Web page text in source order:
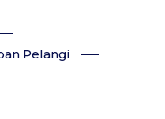
Pelangi